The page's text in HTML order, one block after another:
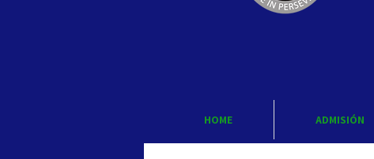
HOME ADMISIÓN